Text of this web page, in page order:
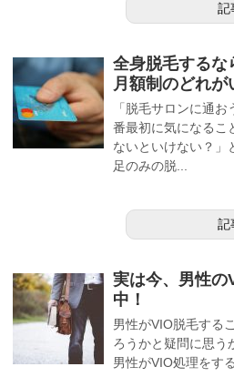
記
全身脱毛するな
月額制のどれが
「脱毛サロンに通
番最初に気になるこ
ないといけない？」
足のみの脱...
記
実は今、男性の
中！
男性がVIO脱毛する
ろうかと疑問に思う
男性がVIO処理をす